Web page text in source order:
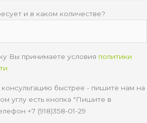
и в каком количестве?
Вы принимаете условия политики
консультацию быстрее - пишите нам на
углу есть кнопка "Пишите в
+7 (918)358-01-29